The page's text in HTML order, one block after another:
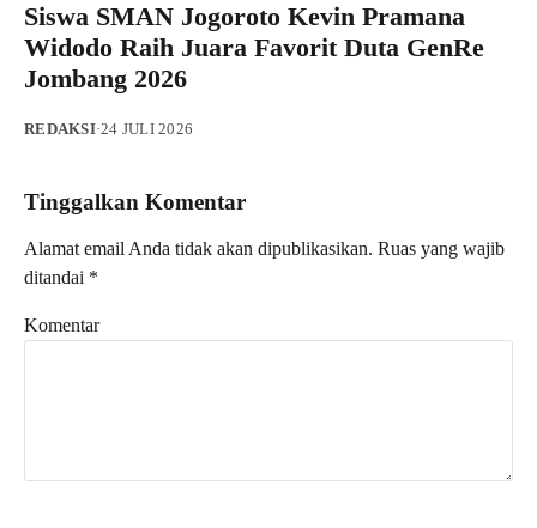
Siswa SMAN Jogoroto Kevin Pramana
Widodo Raih Juara Favorit Duta GenRe
Jombang 2026
REDAKSI·24 JULI 2026
Tinggalkan Komentar
Alamat email Anda tidak akan dipublikasikan. Ruas yang wajib
ditandai *
Komentar